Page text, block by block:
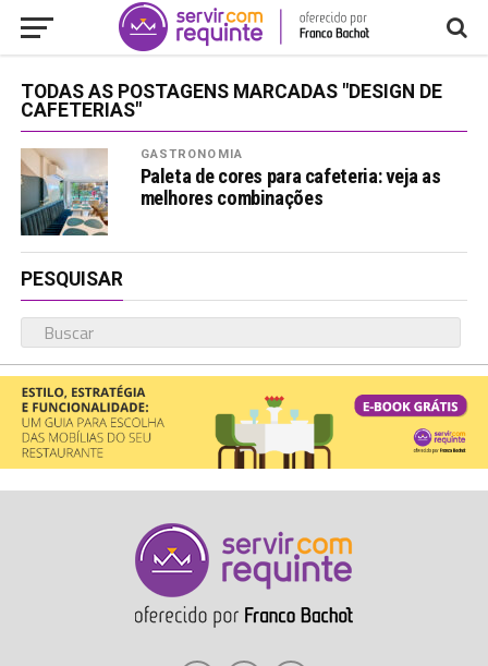
TODAS AS POSTAGENS MARCADAS "DESIGN DE
CAFETERIAS"
GASTRONOMIA
Paleta de cores para cafeteria: veja as
melhores combinações
PESQUISAR